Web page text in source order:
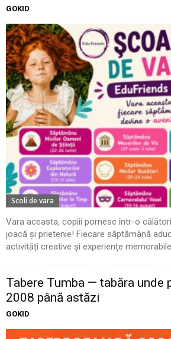
GOKID
Scoli de vara
Vara aceasta, copiii pornesc într-o
joacă și prietenie! Fiecare săptămână
activități creative și experiențe
Tabere Tumba — tabăra unde
2008 până astăzi
GOKID